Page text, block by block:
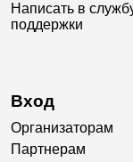
Написать в
поддержки
Вход
Организаторам
Партнерам